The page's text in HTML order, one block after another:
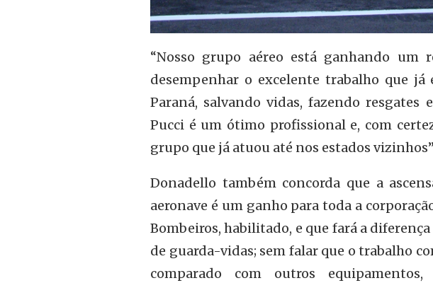
“Nosso grupo aéreo está ganhando um
desempenhar o excelente trabalho que
Paraná, salvando vidas, fazendo resgates
Pucci é um ótimo profissional e, com
grupo que já atuou até nos estados
Donadello também concorda que a
aeronave é um ganho para toda a
Bombeiros, habilitado, e que fará a
de guarda-vidas; sem falar que o trabalho
comparado com outros